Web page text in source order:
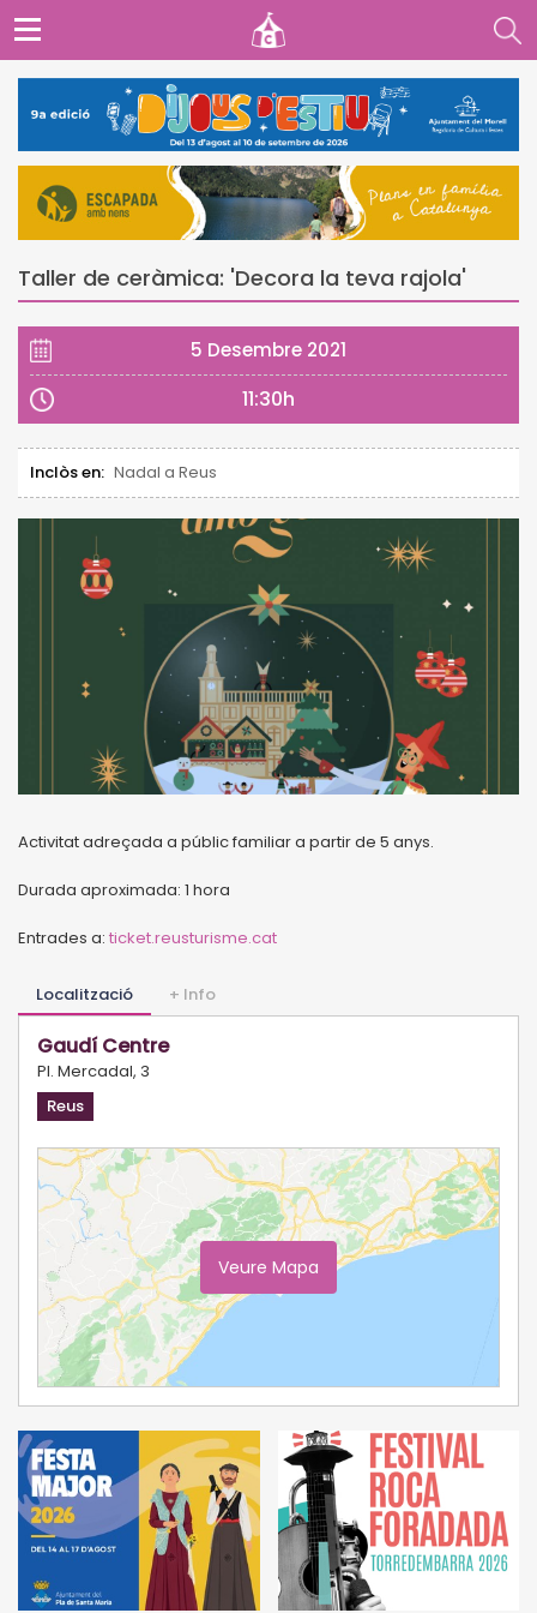
Taller de ceràmica: 'Decora la teva rajola'
5 Desembre 2021
11:30h
Inclòs en: Nadal a Reus
Activitat adreçada a públic familiar a partir de 5 anys.
Durada aproximada: 1 hora
Entrades a: ticket.reusturisme.cat
Localització + Info
Gaudí Centre
Pl. Mercadal, 3
Reus
Veure Mapa